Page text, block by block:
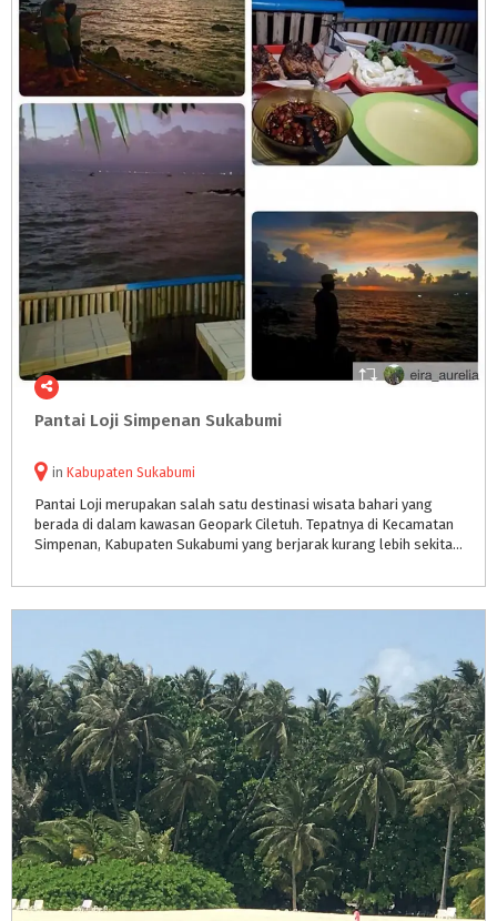
Pantai Loji Simpenan Sukabumi
in Kabupaten Sukabumi
Pantai Loji merupakan salah satu destinasi wisata bahari yang
berada di dalam kawasan Geopark Ciletuh. Tepatnya di Kecamatan
Simpenan, Kabupaten Sukabumi yang berjarak kurang lebih sekitar 8 km dari Terminal Pelabuhan Ratu.